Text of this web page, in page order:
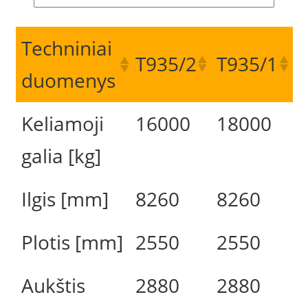
Techniniai
duomenys
T935/2 T935/1
Keliamoji
galia [kg]
16000 18000
Ilgis [mm] 8260
8260
Plotis [mm] 2550
2550
Aukštis
2880 2880